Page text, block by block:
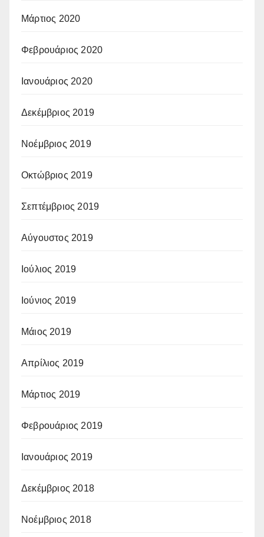
Μάρτιος 2020
Φεβρουάριος 2020
Ιανουάριος 2020
Δεκέμβριος 2019
Νοέμβριος 2019
Οκτώβριος 2019
Σεπτέμβριος 2019
Αύγουστος 2019
Ιούλιος 2019
Ιούνιος 2019
Μάιος 2019
Απρίλιος 2019
Μάρτιος 2019
Φεβρουάριος 2019
Ιανουάριος 2019
Δεκέμβριος 2018
Νοέμβριος 2018